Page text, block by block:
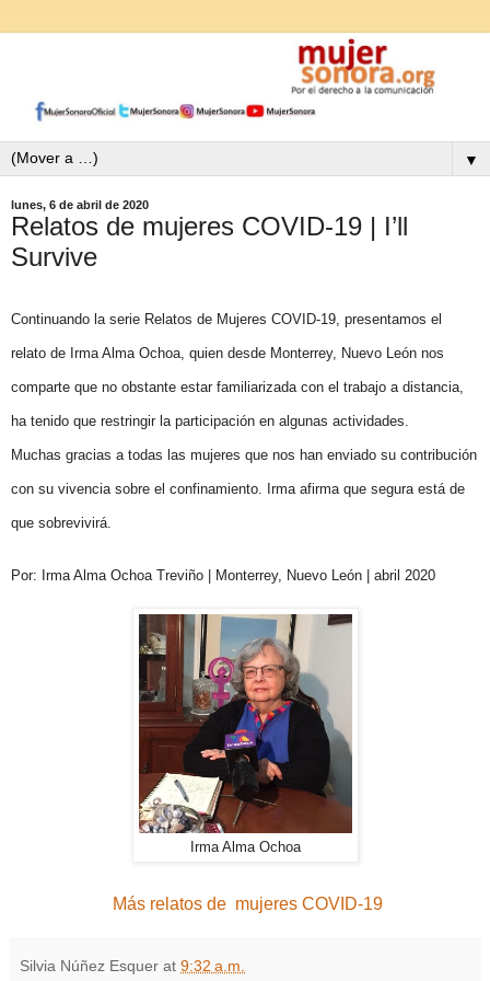
▼
lunes, 6 de abril de 2020
Relatos de mujeres COVID-19 | I’ll
Survive
Continuando la serie Relatos de Mujeres COVID-19, presentamos el
relato de Irma Alma Ochoa, quien desde Monterrey, Nuevo León nos
comparte que no obstante estar familiarizada con el trabajo a distancia,
ha tenido que restringir la participación en algunas actividades.
Muchas gracias a todas las mujeres que nos han enviado su contribución
con su vivencia sobre el confinamiento. Irma afirma que segura está de
que sobrevivirá.
Por: Irma Alma Ochoa Treviño | Monterrey, Nuevo León | abril 2020
Irma Alma Ochoa
Más relatos de mujeres COVID-19
Silvia Núñez Esquer at 9:32 a.m.